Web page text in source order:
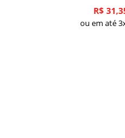
de
preço:
R$
ou em até